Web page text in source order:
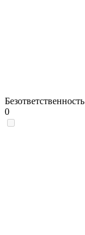
Безответственность
0